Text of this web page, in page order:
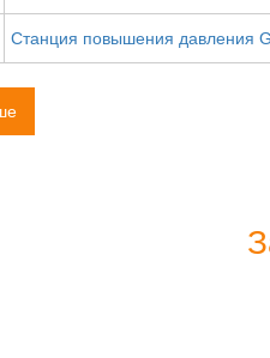
Станция повышения давления